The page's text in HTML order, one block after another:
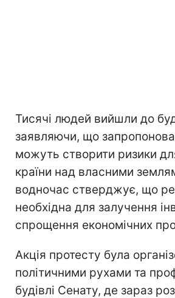
Тисячі людей вийшли до
заявляючи, що
можуть створити ризики
країни над власними
водночас стверджує, що
необхідна для залучення
спрощення економічних
Акція протесту була
політичними рухами та
будівлі Сенату, де зараз